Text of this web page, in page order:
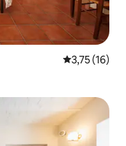
Средна
3,75 (16)